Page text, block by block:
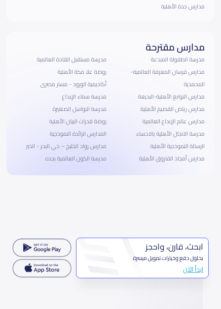
مدارس جدة الأهلية
مدارس مقترحة
مدرسة الطفولة المبدعة
مدارس فرسان المعرفة العالمية-
المحمدية
مدارس النوابغ الأهلية-البديعة
مدارس رياض القصيم الأهلية
مدارس عالم الإبداع العالمية
مدرسة الانجال الأهلية بالاحساء
الرسالة النموذجية الأهلية
مدارس أمجاد الفاروق الأهلية
مدرسة مستقبل القادة العالمية
روضة علا مكة الأهلية
أكاديمية الورود - مسار مصرى
مدرسة سماء الإبداع
مدرسة البواسل الصغيرة
روضة قدرات البيان الأهلية
المدارس الرائدة النموذجية
مدارس رواد الخليج – حي البحر - الخبر
مدرسة الكون العالمية بجده
ابحث، قارن، واحجز
بحلول دفع وخيارات تمويل ميسرة
ابدأ الآن